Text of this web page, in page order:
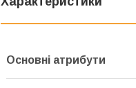
Основні атрибути